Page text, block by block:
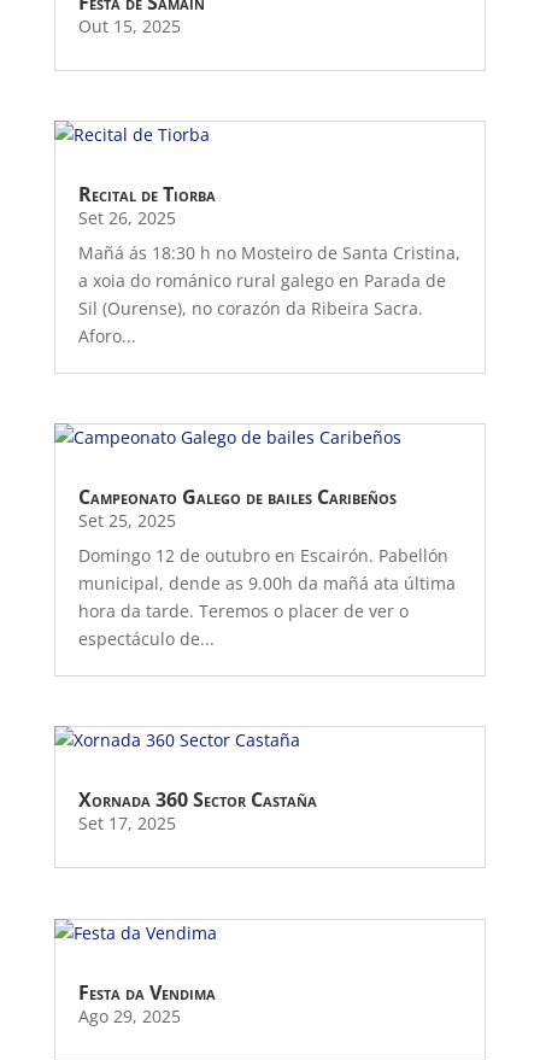
Out 15, 2025
Recital de Tiorba
Set 26, 2025
Mañá ás 18:30 h no Mosteiro de Santa Cristina,
a xoia do románico rural galego en Parada de
Sil (Ourense), no corazón da Ribeira Sacra.
Aforo...
Campeonato Galego de bailes Caribeños
Set 25, 2025
Domingo 12 de outubro en Escairón. Pabellón
municipal, dende as 9.00h da mañá ata última
hora da tarde. Teremos o placer de ver o
espectáculo de...
Xornada 360 Sector Castaña
Set 17, 2025
Festa da Vendima
Ago 29, 2025